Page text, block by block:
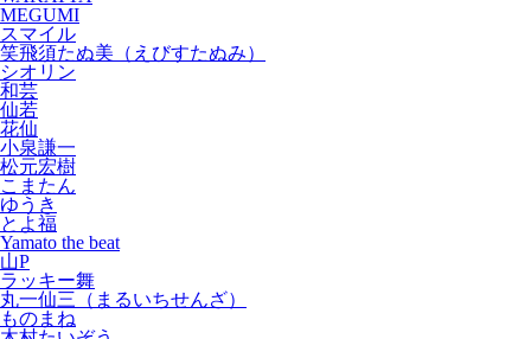
MEGUMI
スマイル
笑飛須たぬ美（えびすたぬみ）
シオリン
和芸
仙若
花仙
小泉謙一
松元宏樹
こまたん
ゆうき
とよ福
Yamato the beat
山P
ラッキー舞
丸一仙三（まるいちせんざ）
ものまね